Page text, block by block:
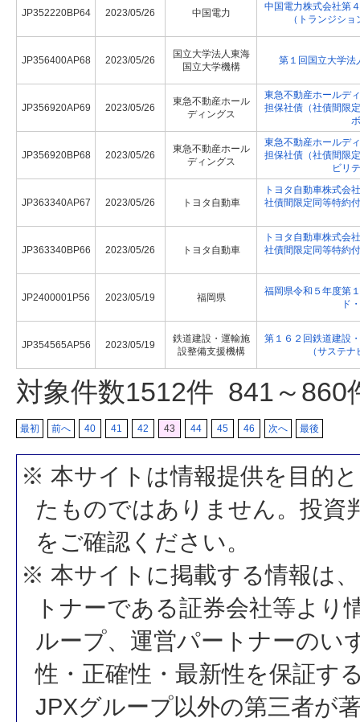
JP352220BP64 2023/05/26 中国電力
中国電力株式会社第
（トランジシ
JP356400AP68 2023/05/26
国立大学法人東海
国立大学機構
第１回国立大学法
JP356920AP69 2023/05/26
東急不動産ホール
ディングス
東急不動産ホールデ
担保社債（社債間限
JP356920BP68 2023/05/26
東急不動産ホール
ディングス
東急不動産ホールデ
担保社債（社債間限
ビリ
JP363340AP67 2023/05/26 トヨタ自動車
トヨタ自動車株式会
社債間限定同等特約
JP363340BP66 2023/05/26 トヨタ自動車
トヨタ自動車株式会
社債間限定同等特約
JP2400001P56 2023/05/19 福岡県
福岡県令和５年度第
ド
JP354565AP56 2023/05/19
鉄道建設・運輸施
設整備支援機構
第１６２回鉄道建設
（サステ
対象件数1512件 841～860
最初 前へ 40 41 42 43 44 45 46 次へ 最後
※ 本サイトは情報提供を目的
たものではありません。投資
をご確認ください。
※ 本サイトに掲載する情報は
トナーである証券会社等よ
ループ、運営パートナーのい
性・正確性・最新性を保証す
JPXグループ以外の第三者が